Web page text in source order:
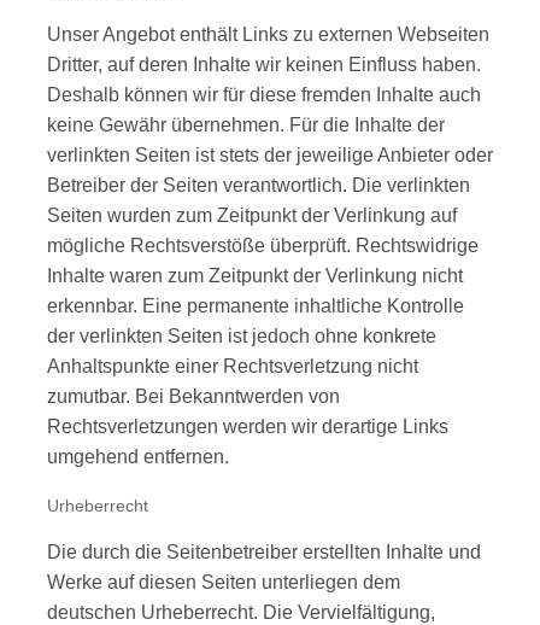
Unser Angebot enthält Links zu externen Webseiten
Dritter, auf deren Inhalte wir keinen Einfluss haben.
Deshalb können wir für diese fremden Inhalte auch
keine Gewähr übernehmen. Für die Inhalte der
verlinkten Seiten ist stets der jeweilige Anbieter oder
Betreiber der Seiten verantwortlich. Die verlinkten
Seiten wurden zum Zeitpunkt der Verlinkung auf
mögliche Rechtsverstöße überprüft. Rechtswidrige
Inhalte waren zum Zeitpunkt der Verlinkung nicht
erkennbar. Eine permanente inhaltliche Kontrolle
der verlinkten Seiten ist jedoch ohne konkrete
Anhaltspunkte einer Rechtsverletzung nicht
zumutbar. Bei Bekanntwerden von
Rechtsverletzungen werden wir derartige Links
umgehend entfernen.
Urheberrecht
Die durch die Seitenbetreiber erstellten Inhalte und
Werke auf diesen Seiten unterliegen dem
deutschen Urheberrecht. Die Vervielfältigung,